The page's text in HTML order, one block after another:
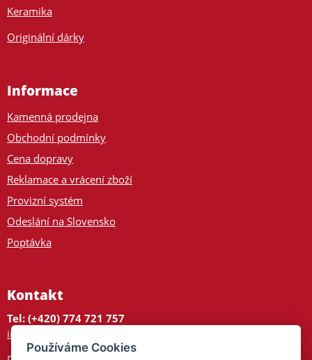
Keramika
Originální dárky
Informace
Kamenná prodejna
Obchodní podmínky
Cena dopravy
Reklamace a vrácení zboží
Provizní systém
Odeslání na Slovensko
Poptávka
Kontakt
Tel: (+420) 774 721 757
info@tajnedarky.cz
Používáme Cookies